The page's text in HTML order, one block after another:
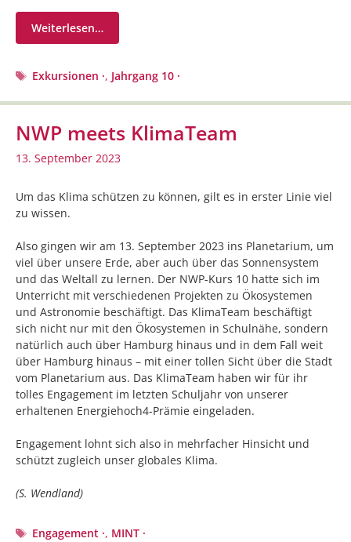
Weiterlesen…
Schlagwörter
Exkursionen ·, Jahrgang 10 ·
NWP meets KlimaTeam
13. September 2023
Um das Klima schützen zu können, gilt es in erster Linie viel
zu wissen.
Also gingen wir am 13. September 2023 ins Planetarium, um
viel über unsere Erde, aber auch über das Sonnensystem
und das Weltall zu lernen. Der NWP-Kurs 10 hatte sich im
Unterricht mit verschiedenen Projekten zu Ökosystemen
und Astronomie beschäftigt. Das KlimaTeam beschäftigt
sich nicht nur mit den Ökosystemen in Schulnähe, sondern
natürlich auch über Hamburg hinaus und in dem Fall weit
über Hamburg hinaus – mit einer tollen Sicht über die Stadt
vom Planetarium aus. Das KlimaTeam haben wir für ihr
tolles Engagement im letzten Schuljahr von unserer
erhaltenen Energiehoch4-Prämie eingeladen.
Engagement lohnt sich also in mehrfacher Hinsicht und
schützt zugleich unser globales Klima.
(S. Wendland)
Schlagwörter
Engagement ·, MINT ·